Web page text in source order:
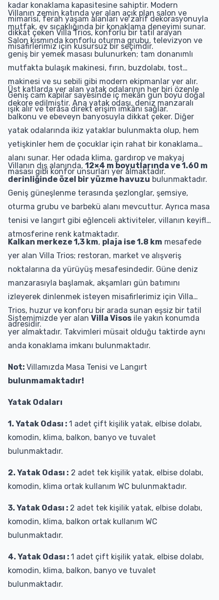
kadar konaklama kapasitesine sahiptir. Modern
mimarisi, ferah yaşam alanları ve zarif dekorasyonuyla
dikkat çeken Villa Trios, konforlu bir tatil arayan
misafirlerimiz için kusursuz bir seçimdir.
Villanın zemin katında yer alan açık plan salon ve
mutfak, ev sıcaklığında bir konaklama deneyimi sunar.
Salon kısmında konforlu oturma grubu, televizyon ve
geniş bir yemek masası bulunurken; tam donanımlı
mutfakta bulaşık makinesi, fırın, buzdolabı, tost
makinesi ve su sebili gibi modern ekipmanlar yer alır.
Geniş cam kapılar sayesinde iç mekân gün boyu doğal
ışık alır ve terasa direkt erişim imkânı sağlar.
Üst katlarda yer alan yatak odalarının her biri özenle
dekore edilmiştir. Ana yatak odası, deniz manzaralı
balkonu ve ebeveyn banyosuyla dikkat çeker. Diğer
yatak odalarında ikiz yataklar bulunmakta olup, hem
yetişkinler hem de çocuklar için rahat bir konaklama
alanı sunar. Her odada klima, gardırop ve makyaj
masası gibi konfor unsurları yer almaktadır.
Villanın dış alanında, 12×4 m boyutlarında ve 1.60 m
derinliğinde özel bir yüzme havuzu bulunmaktadır.
Geniş güneşlenme terasında şezlonglar, şemsiye,
oturma grubu ve barbekü alanı mevcuttur. Ayrıca masa
tenisi ve langırt gibi eğlenceli aktiviteler, villanın keyifli
atmosferine renk katmaktadır.
Kalkan merkeze 1,3 km, plaja ise 1.8 km mesafede
yer alan Villa Trios; restoran, market ve alışveriş
noktalarına da yürüyüş mesafesindedir. Güne deniz
manzarasıyla başlamak, akşamları gün batımını
izleyerek dinlenmek isteyen misafirlerimiz için Villa
Trios, huzur ve konforu bir arada sunan eşsiz bir tatil
adresidir.
Sistemimizde yer alan Villa Visos ile yakın konumda
yer almaktadır. Takvimleri müsait olduğu taktirde aynı
anda konaklama imkanı bulunmaktadır.
Not: Villamızda Masa Tenisi ve Langırt
bulunmamaktadır!
Yatak Odaları
1. Yatak Odası : 1 adet çift kişilik yatak, elbise dolabı,
komodin, klima, balkon, banyo ve tuvalet
bulunmaktadır.
2. Yatak Odası : 2 adet tek kişilik yatak, elbise dolabı,
komodin, klima ortak kullanım WC bulunmaktadır.
3. Yatak Odası : 2 adet tek kişilik yatak, elbise dolabı,
komodin, klima, balkon ortak kullanım WC
bulunmaktadır.
4. Yatak Odası : 1 adet çift kişilik yatak, elbise dolabı,
komodin, klima, balkon, banyo ve tuvalet
bulunmaktadır.